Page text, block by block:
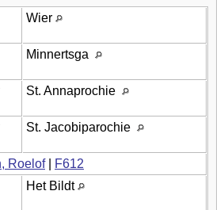
Wier
Minnertsga
St. Annaprochie
St. Jacobiparochie
Roelof|
F612
Het Bildt